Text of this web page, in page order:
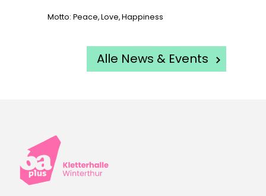
Alle News & Events
Motto: Peace, Love, Happiness